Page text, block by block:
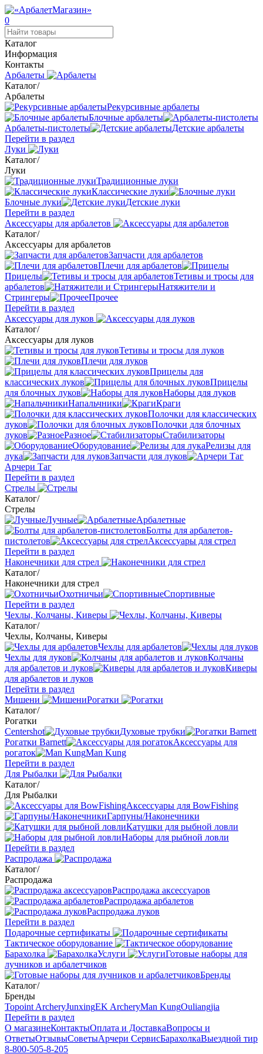
0
Каталог
Информация
Контакты
Арбалеты
Каталог/
Арбалеты
Рекурсивные арбалеты
Блочные арбалеты
Арбалеты-пистолеты
Детские арбалеты
Перейти в раздел
Луки
Каталог/
Луки
Традиционные луки
Классические луки
Блочные луки
Детские луки
Перейти в раздел
Аксессуары для арбалетов
Каталог/
Аксессуары для арбалетов
Запчасти для арбалетов
Плечи для арбалетов
Прицелы
Тетивы и тросы для
арбалетов
Натяжители и
Стрингеры
Прочее
Перейти в раздел
Аксессуары для луков
Каталог/
Аксессуары для луков
Тетивы и тросы для луков
Плечи для луков
Прицелы для
классических луков
Прицелы
для блочных луков
Наборы для луков
Напальчники
Краги
Полочки для классических
луков
Полочки для блочных
луков
Разное
Стабилизаторы
Оборудование
Релизы для
лука
Запчасти для луков
Арчери Таг
Перейти в раздел
Стрелы
Каталог/
Стрелы
Лучные
Арбалетные
Болты для арбалетов-
пистолетов
Аксессуары для стрел
Перейти в раздел
Наконечники для стрел
Каталог/
Наконечники для стрел
Охотничьи
Спортивные
Перейти в раздел
Чехлы, Колчаны, Киверы
Каталог/
Чехлы, Колчаны, Киверы
Чехлы для арбалетов
Чехлы для луков
Колчаны
для арбалетов и луков
Киверы
для арбалетов и луков
Перейти в раздел
Мишени
Рогатки
Каталог/
Рогатки
Centershot
Духовые трубки
Рогатки Barnett
Аксессуары для
рогаток
Man Kung
Перейти в раздел
Для Рыбалки
Каталог/
Для Рыбалки
Аксессуары для BowFishing
Гарпуны/Наконечники
Катушки для рыбной ловли
Наборы для рыбной ловли
Перейти в раздел
Распродажа
Каталог/
Распродажа
Распродажа аксессуаров
Распродажа арбалетов
Распродажа луков
Перейти в раздел
Подарочные сертификаты
Тактическое оборудование
Барахолка
Услуги
Готовые наборы для
лучников и арбалетчиков
Бренды
Каталог/
Бренды
Topoint ArcheryJunxingEK ArcheryMan KungOuliangjia
Перейти в раздел
О магазинеКонтактыОплата и ДоставкаВопросы и
ОтветыОтзывыСоветыАрчери СервисБарахолкаВыездной тир
8-800-505-8-205